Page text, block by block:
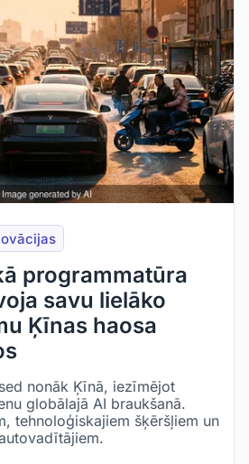
programmatūra
savu lielāko
Ķīnas haosa
nonāk Ķīnā, iezīmējot
globālajā AI braukšanā.
tehnoloģiskajiem šķēršļiem un